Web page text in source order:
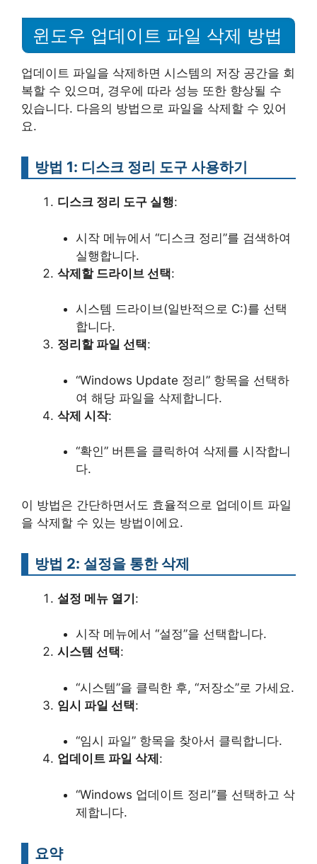
윈도우 업데이트 파일 삭제 방법
업데이트 파일을 삭제하면 시스템의 저장 공간을 회
복할 수 있으며, 경우에 따라 성능 또한 향상될 수
있습니다. 다음의 방법으로 파일을 삭제할 수 있어
요.
방법 1: 디스크 정리 도구 사용하기
디스크 정리 도구 실행:
시작 메뉴에서 “디스크 정리”를 검색하여
실행합니다.
삭제할 드라이브 선택:
시스템 드라이브(일반적으로 C:)를 선택
합니다.
정리할 파일 선택:
“Windows Update 정리” 항목을 선택하
여 해당 파일을 삭제합니다.
삭제 시작:
“확인” 버튼을 클릭하여 삭제를 시작합니
다.
이 방법은 간단하면서도 효율적으로 업데이트 파일
을 삭제할 수 있는 방법이에요.
방법 2: 설정을 통한 삭제
설정 메뉴 열기:
시작 메뉴에서 “설정”을 선택합니다.
시스템 선택:
“시스템”을 클릭한 후, “저장소”로 가세요.
임시 파일 선택:
“임시 파일” 항목을 찾아서 클릭합니다.
업데이트 파일 삭제 :
“Windows 업데이트 정리”를 선택하고 삭
제합니다.
요약